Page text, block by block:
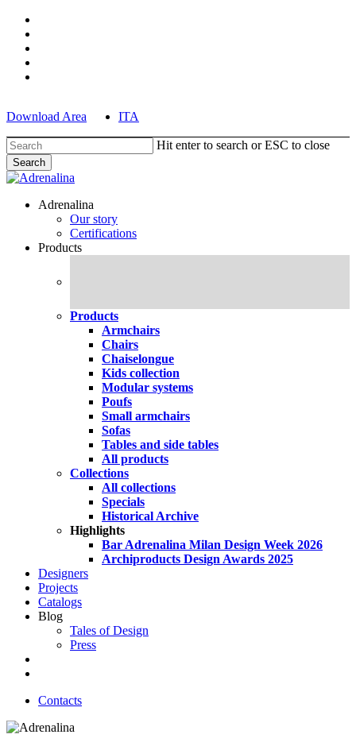
Skip
main
content
Download Area ITA
Hit enter to search or ESC to close
Search
Close
search
Menu
Adrenalina
Our story
Certifications
Products
Products
Armchairs
Chairs
Chaiselongue
Kids collection
Modular systems
Poufs
Small armchairs
Sofas
Tables and side tables
All products
Collections
All collections
Specials
Historical Archive
Highlights
Bar Adrenalina Milan Design Week 2026
Archiproducts Design Awards 2025
Designers
Projects
Catalogs
Blog
Tales of Design
Press
Contacts